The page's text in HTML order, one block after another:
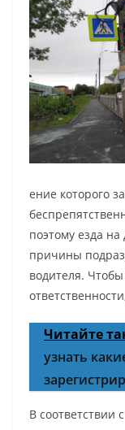
ение которого
поэтому езда на
причины
водителя.
Читайте
узнать
В